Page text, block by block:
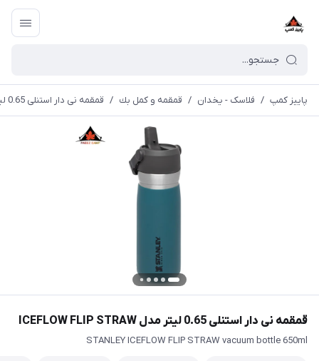
پاییز کمپ / فلاسک - یخدان / قمقمه و كمل بك / قمقمه نی دار استنلی 0.65 لیتر مدل ICEFLOW FLIP STRAW
قمقمه نی دار استنلی 0.65 لیتر مدل ICEFLOW FLIP STRAW
STANLEY ICEFLOW FLIP STRAW vacuum bottle 650ml